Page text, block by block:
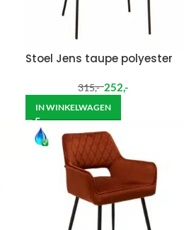
Stoel Jens taupe polyester
315,- 252,-
IN WINKELWAGEN